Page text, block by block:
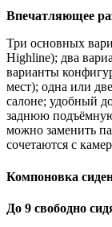
Впечатляющее
Три основных
Highline); два
варианты
мест); одна или
салоне; удобный
заднюю
можно заменить
сочетаются с
Компоновка
До 9 свободно